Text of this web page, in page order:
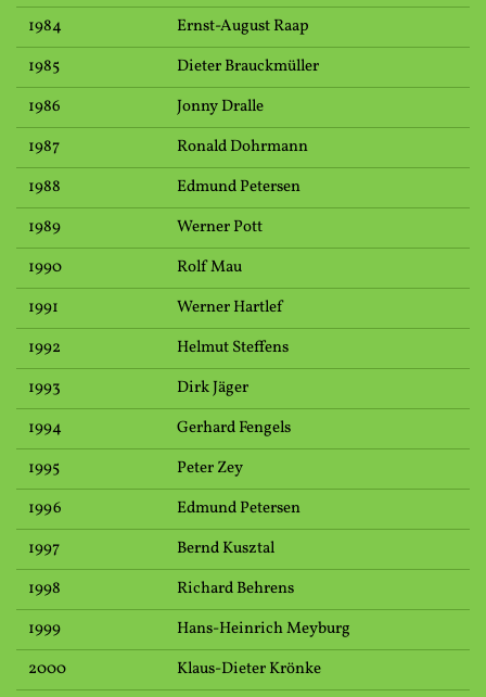
1984
Ernst-August Raap
1985
Dieter Brauckmüller
1986
Jonny Dralle
1987
Ronald Dohrmann
1988
Edmund Petersen
1989
Werner Pott
1990
Rolf Mau
1991
Werner Hartlef
1992
Helmut Steffens
1993
Dirk Jäger
1994
Gerhard Fengels
1995
Peter Zey
1996
Edmund Petersen
1997
Bernd Kusztal
1998
Richard Behrens
1999
Hans-Heinrich Meyburg
2000
Klaus-Dieter Krönke